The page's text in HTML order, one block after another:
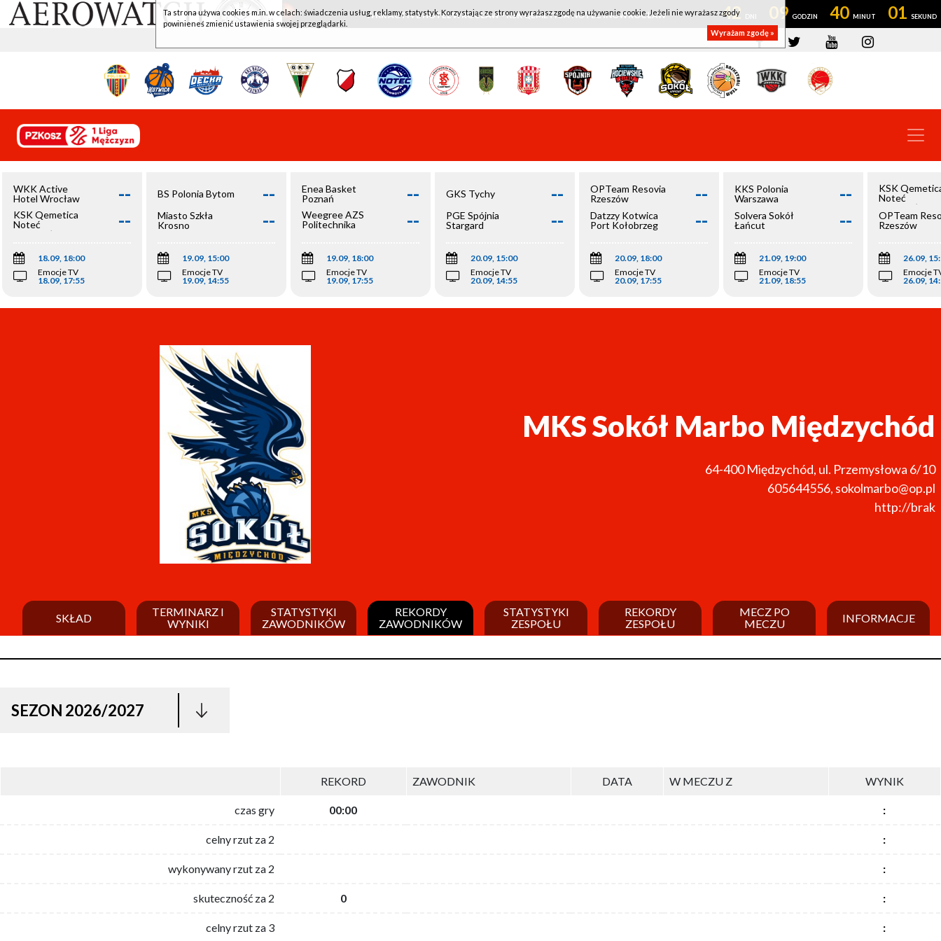
WKK ACTIVE HOTEL WROCŁAW - KSK QEMETICA NOTEĆ INOWROCŁAW 42 09 40 01
WKK Active
Hotel Wrocław
--
KSK Qemetica
Noteć
Inowrocław
--
18.09, 18:00
Emocje TV
18.09, 17:55
BS Polonia Bytom --
Miasto Szkła
Krosno
--
19.09, 15:00
Emocje TV
19.09, 14:55
Enea Basket
Poznań
--
Weegree AZS
Politechnika
--
19.09, 18:00
Emocje TV
19.09, 17:55
GKS Tychy --
PGE Spójnia
Stargard
--
20.09, 15:00
Emocje TV
20.09, 14:55
OPTeam Resovia
Rzeszów
--
Datzzy Kotwica
Port Kołobrzeg
--
20.09, 18:00
Emocje TV
20.09, 17:55
KKS Polonia
Warszawa
--
Solvera Sokół
Łańcut
--
21.09, 19:00
Emocje TV
21.09, 18:55
KSK
Noteć
Inowrocław
OPTeam
Rzeszów
26.09,
Emocje
26.09,
MKS Sokół Marbo Międzychód
64-400 Międzychód, ul. Przemysłowa 6/10
605644556, sokolmarbo@op.pl
http://brak
SKŁAD
TERMINARZ I
WYNIKI
STATYSTYKI
ZAWODNIKÓW
REKORDY
ZAWODNIKÓW
STATYSTYKI
ZESPOŁU
REKORDY
ZESPOŁU
MECZ PO
MECZU
INFORMACJE
SEZON 2026/2027
REKORD ZAWODNIK DATA W MECZU Z WYNIK
czas gry 00:00 :
celny rzut za 2 :
wykonywany rzut za 2 :
skuteczność za 2 0 :
celny rzut za 3 :
Ta strona używa cookies m.in. w celach: świadczenia usług, reklamy, statystyk. Korzystając ze strony wyrażasz zgodę na używanie cookie. Jeżeli nie wyrażasz zgody
powinieneś zmienić ustawienia swojej przeglądarki.
Wyrażam zgodę »